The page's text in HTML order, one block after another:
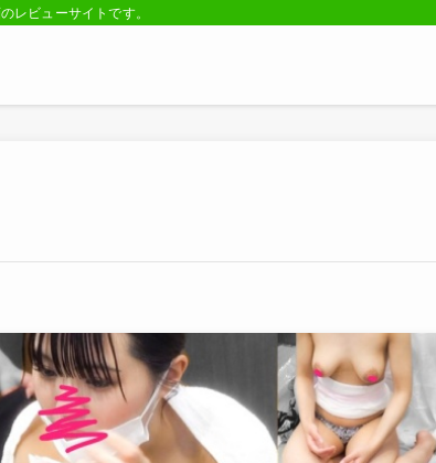
レビューサイトです。